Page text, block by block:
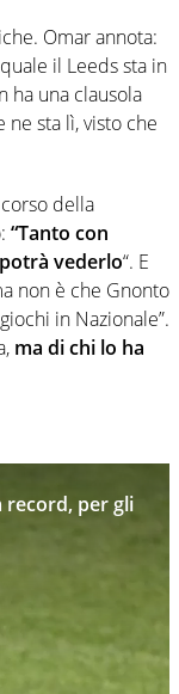
Omar annota:
il Leeds sta in
ha una clausola
ne sta lì, visto che
della
“Tanto con
vederlo“. E
non è che Gnonto
in Nazionale”.
ma di chi lo ha
record, per gli